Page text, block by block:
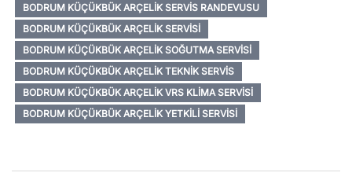
BODRUM KÜÇÜKBÜK ARÇELIK SERVIS RANDEVUSU
BODRUM KÜÇÜKBÜK ARÇELIK SERVISI
BODRUM KÜÇÜKBÜK ARÇELIK SOĞUTMA SERVISI
BODRUM KÜÇÜKBÜK ARÇELIK TEKNIK SERVIS
BODRUM KÜÇÜKBÜK ARÇELIK VRS KLIMA SERVISI
BODRUM KÜÇÜKBÜK ARÇELIK YETKILI SERVISI